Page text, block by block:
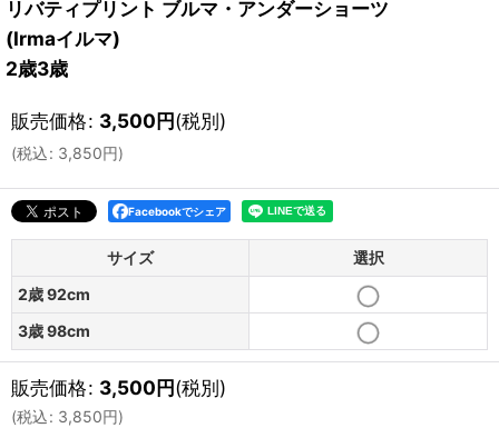
リバティプリント ブルマ・アンダーショーツ
(Irmaイルマ)
2歳3歳
販売価格: 3,500円(税別)
(税込: 3,850円)
Facebookでシェア
サイズ
選択
2歳 92cm
3歳 98cm
販売価格: 3,500円(税別)
(税込: 3,850円)